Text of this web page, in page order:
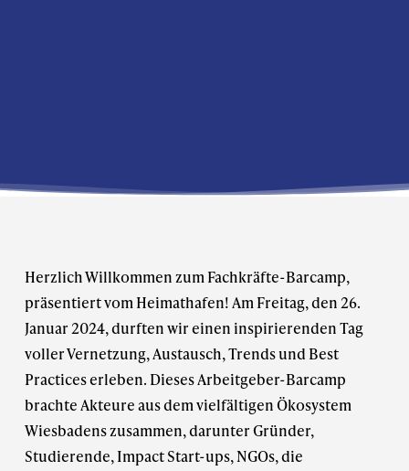
Herzlich Willkommen zum Fachkräfte-Barcamp,
präsentiert vom Heimathafen! Am Freitag, den 26.
Januar 2024, durften wir einen inspirierenden Tag
voller Vernetzung, Austausch, Trends und Best
Practices erleben. Dieses Arbeitgeber-Barcamp
brachte Akteure aus dem vielfältigen Ökosystem
Wiesbadens zusammen, darunter Gründer,
Studierende, Impact Start-ups, NGOs, die